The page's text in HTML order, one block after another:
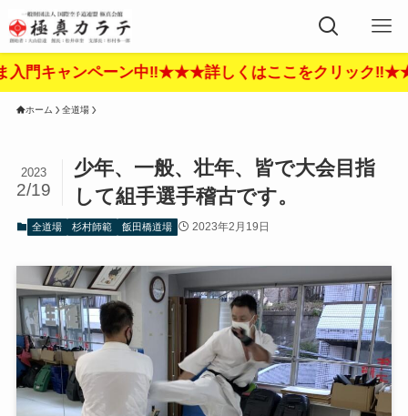
しくはここをクリック‼︎★★★
ホーム 全道場
少年、一般、壮年、皆で大会目指
して組手選手稽古です。
2023
2/19
全道場 杉村師範 飯田橋道場 2023年2月19日